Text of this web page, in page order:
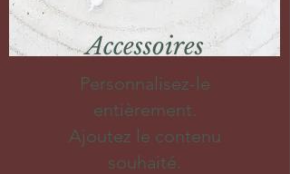
Accessoires
Personnalisez-le
entièrement.
Ajoutez le contenu
souhaité.